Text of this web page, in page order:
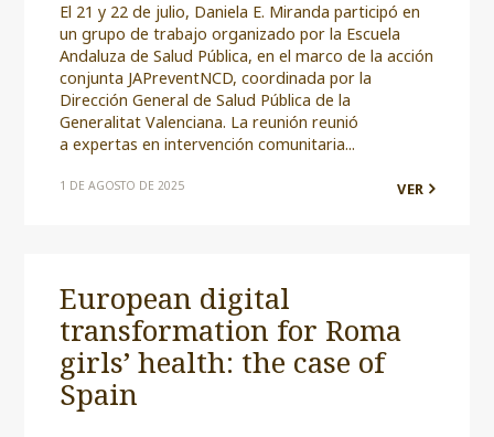
El 21 y 22 de julio, Daniela E. Miranda participó en
un grupo de trabajo organizado por la Escuela
Andaluza de Salud Pública, en el marco de la acción
conjunta JAPreventNCD, coordinada por la
Dirección General de Salud Pública de la
Generalitat Valenciana. La reunión reunió
a expertas en intervención comunitaria...
1 DE AGOSTO DE 2025 VER
European digital
transformation for Roma
girls’ health: the case of
Spain